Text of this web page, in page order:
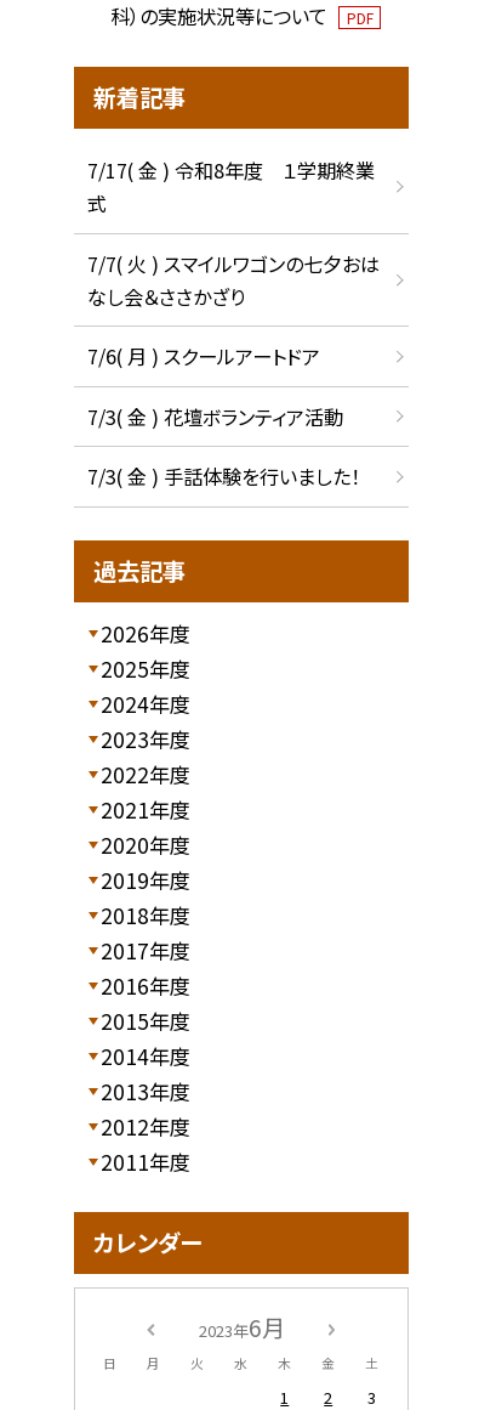
科）の実施状況等について
PDF
新着記事
7/17( 金 ) 令和8年度 １学期終業
式
7/7( 火 ) スマイルワゴンの七夕おは
なし会＆ささかざり
7/6( 月 ) スクールアートドア
7/3( 金 ) 花壇ボランティア活動
7/3( 金 ) 手話体験を行いました！
過去記事
2026年度
2025年度
2024年度
2023年度
2022年度
2021年度
2020年度
2019年度
2018年度
2017年度
2016年度
2015年度
2014年度
2013年度
2012年度
2011年度
カレンダー
2023年6月
日 月 火 水 木 金 土
1 2
3